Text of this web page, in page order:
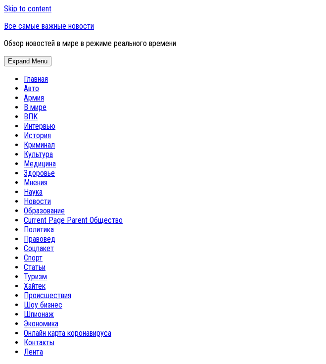
Skip to content
Все самые важные новости
Обзор новостей в мире в режиме реального времени
Expand Menu
Главная
Авто
Армия
В мире
ВПК
Интервью
История
Криминал
Культура
Медицина
Здоровье
Мнения
Наука
Новости
Образование
Current Page Parent Общество
Политика
Правовед
Соцпакет
Спорт
Статьи
Туризм
Хайтек
Происшествия
Шоу бизнес
Шпионаж
Экономика
Онлайн карта коронавируса
Контакты
Лента